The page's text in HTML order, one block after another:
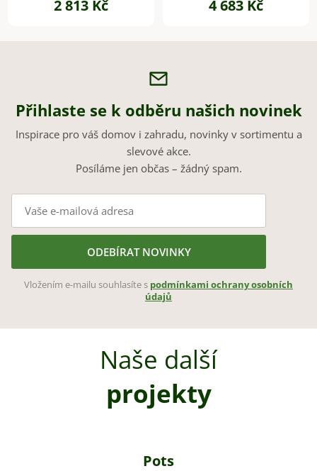
mat
2 813 Kč mat
4 683 Kč
Přihlaste se k odběru našich novinek
Inspirace pro váš domov i zahradu, novinky v sortimentu a
slevové akce.
Posíláme jen občas – žádný spam.
ODEBÍRAT NOVINKY
Vložením e-mailu souhlasíte s podmínkami ochrany osobních
údajů
Naše další
projekty
Pots